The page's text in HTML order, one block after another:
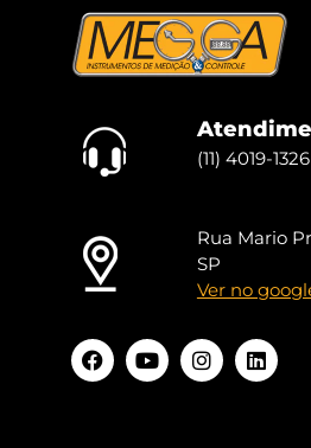
(11) 4019-
Rua Mario
SP
Ver no